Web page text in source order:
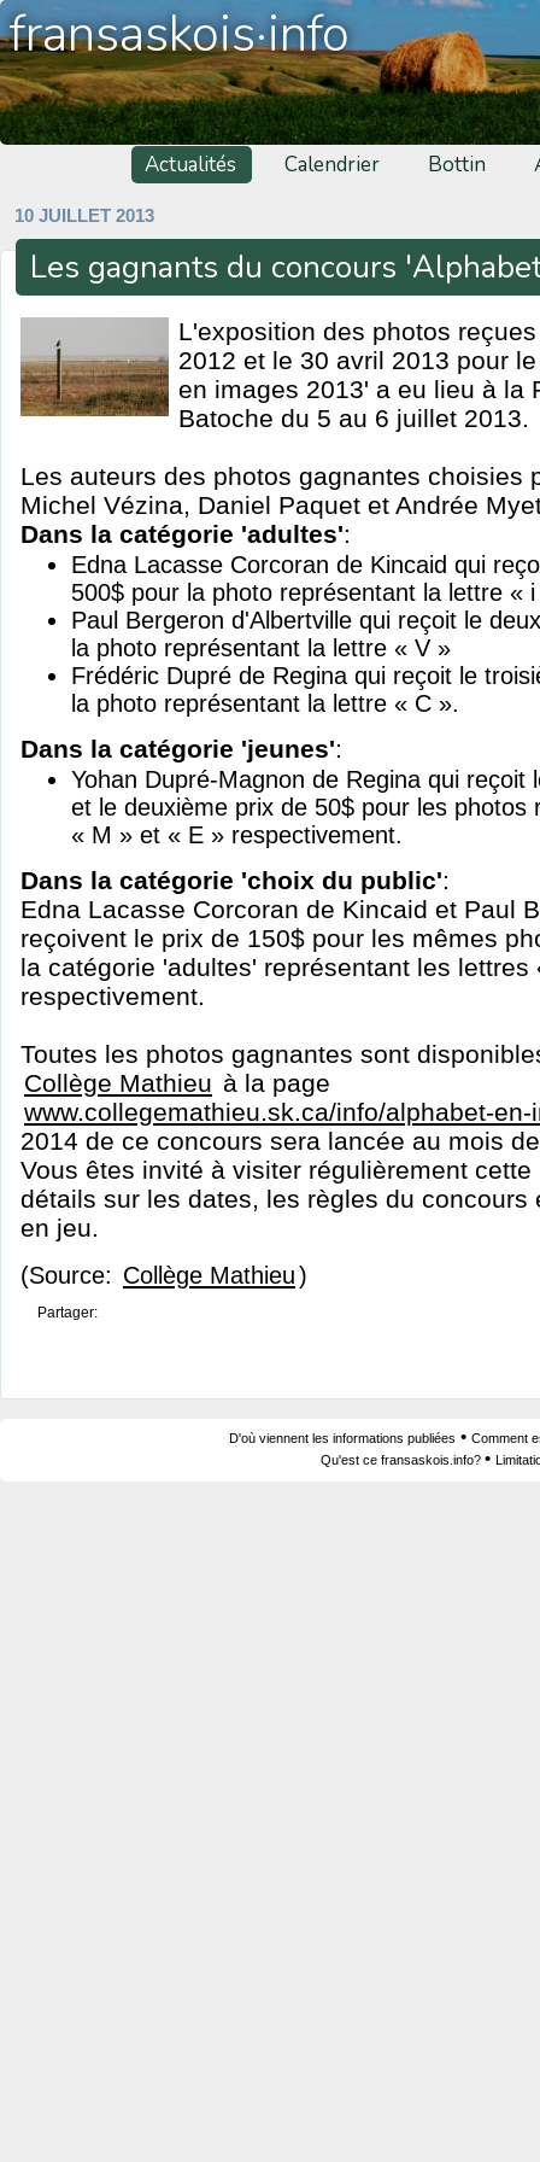
fransaskois·info
Actualités Calendrier Bottin
10 JUILLET 2013
Les gagnants du concours
L'exposition des photos
2012 et le 30 avril 2013 pour
en images 2013' a eu lieu à la
Batoche du 5 au 6 juillet 2013.
Les auteurs des photos gagnantes choisies
Michel Vézina, Daniel Paquet et Andrée
Dans la catégorie 'adultes':
Edna Lacasse Corcoran de Kincaid qui
500$ pour la photo représentant la lettre «
Paul Bergeron d'Albertville qui reçoit le
la photo représentant la lettre « V »
Frédéric Dupré de Regina qui reçoit le
la photo représentant la lettre « C ».
Dans la catégorie 'jeunes':
Yohan Dupré-Magnon de Regina qui reçoit
et le deuxième prix de 50$ pour les photos
« M » et « E » respectivement.
Dans la catégorie 'choix du public':
Edna Lacasse Corcoran de Kincaid et Paul
reçoivent le prix de 150$ pour les mêmes
la catégorie 'adultes' représentant les lettres
respectivement.
Toutes les photos gagnantes sont
Collège Mathieu à la page
www.collegemathieu.sk.ca/info/alphabet-
2014 de ce concours sera lancée au mois
Vous êtes invité à visiter régulièrement
détails sur les dates, les règles du concours
en jeu.
(Source: Collège Mathieu)
Partager:
D'où viennent les informations publiées • Comment
Qu'est ce fransaskois.info? •